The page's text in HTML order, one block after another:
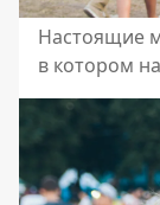
Настоящие
в котором